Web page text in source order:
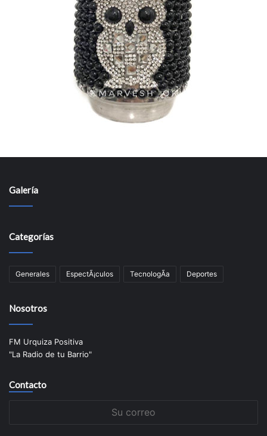
Galería
Categorías
Generales EspectÃ¡culos TecnologÃ­a Deportes
Nosotros
FM Urquiza Positiva
"La Radio de tu Barrio"
Contacto